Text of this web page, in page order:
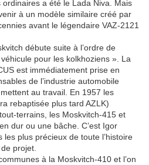
a été le Lada Niva. Mais
à un modèle similaire créé par
avant le légendaire VAZ-2121
débute suite à l’ordre de
pour les kolkhoziens ». La
est immédiatement prise en
de l’industrie automobile
au travail. En 1957 les
rebaptisée plus tard AZLK)
terrains, les Moskvitch-415 et
dur ou une bâche. C’est Igor
les plus précieux de toute l’histoire
projet.
à la Moskvitch-410 et l’on